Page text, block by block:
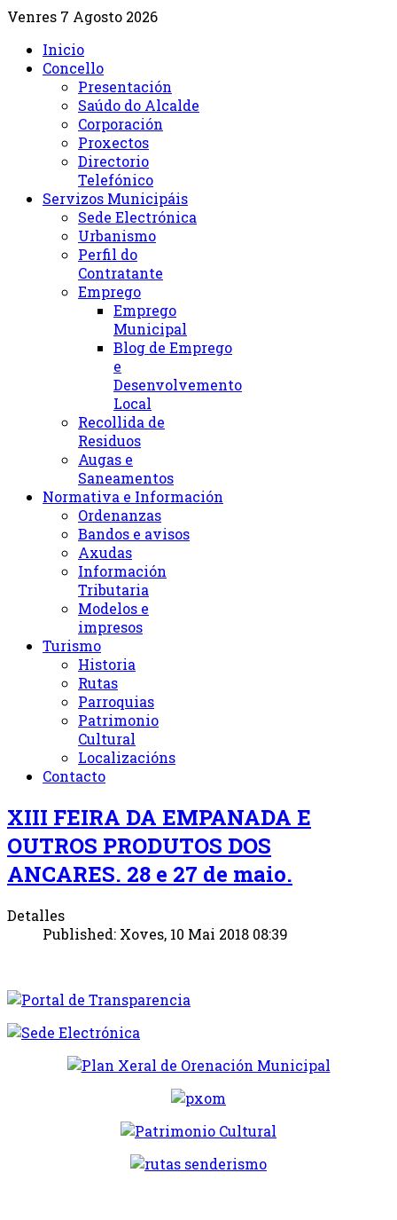
Venres 7 Agosto 2026
Inicio
Concello
Presentación
Saúdo do Alcalde
Corporación
Proxectos
Directorio
Telefónico
Servizos Municipáis
Sede Electrónica
Urbanismo
Perfil do
Contratante
Emprego
Emprego
Municipal
Blog de Emprego
e
Desenvolvemento
Local
Recollida de
Residuos
Augas e
Saneamentos
Normativa e Información
Ordenanzas
Bandos e avisos
Axudas
Información
Tributaria
Modelos e
impresos
Turismo
Historia
Rutas
Parroquias
Patrimonio
Cultural
Localizacións
Contacto
XIII FEIRA DA EMPANADA E
OUTROS PRODUTOS DOS
ANCARES. 28 e 27 de maio.
Detalles
Published: Xoves, 10 Mai 2018 08:39